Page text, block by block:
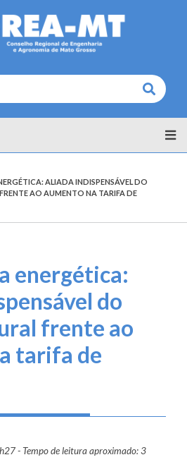
Buscar
ALIADA INDISPENSÁVEL DO
AO AUMENTO NA TARIFA DE
energética:
do
frente ao
tarifa de
- Tempo de leitura aproximado: 3